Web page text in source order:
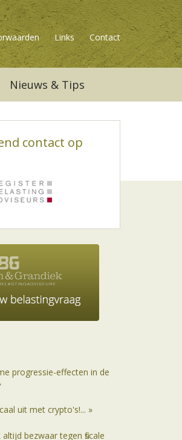
Links Contact
Nieuws & Tips
contact op
progressie-effecten in de
uit met crypto's!... »
altijd bezwaar tegen fiscale